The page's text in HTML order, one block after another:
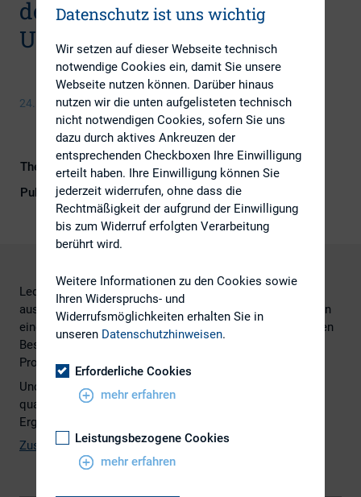
der Dax- und MDax-
Unternehmen
24. September 2013
Themengebiet
Berichterstattung
Publikationsform
Externe Publikationen
Lediglich elf Prozent der deutschen Aktiengesellschaften
aus dem Dax und MDax geben in ihren Geschäftsberichten
einen transparenten Ausblick mit informativen qualitativen
Beschreibungen und umfangreichen quantitativen
Prognosen über ihre künftige Geschäftsentwicklung.
Und nur jedes zweite Unternehmen informiert mit
quantitativen Aussagen über die erwarteten Umsatz- und
Ergebniszahlen.
Zusammenfassung der Ergebnisse (pdf-Datei, 1.132 KB)
Datenschutz ist uns wichtig
Wir setzen auf dieser Webseite technisch
notwendige Cookies ein, damit Sie unsere
Webseite nutzen können. Darüber hinaus
nutzen wir die unten aufgelisteten technisch
nicht notwendigen Cookies, sofern Sie uns
dazu durch aktives Ankreuzen der
entsprechenden Checkboxen Ihre Einwilligung
erteilt haben. Ihre Einwilligung können Sie
jederzeit widerrufen, ohne dass die
Rechtmäßigkeit der aufgrund der Einwilligung
bis zum Widerruf erfolgten Verarbeitung
berührt wird.
Weitere Informationen zu den Cookies sowie
Ihren Widerspruchs- und
Widerrufsmöglichkeiten erhalten Sie in
unseren Datenschutzhinweisen.
Erforderliche Cookies
mehr erfahren
Leistungsbezogene Cookies
mehr erfahren